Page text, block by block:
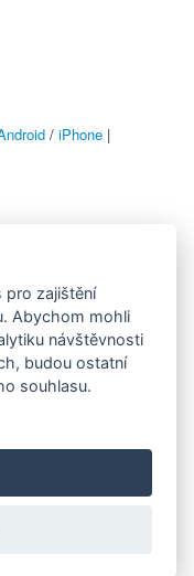
/ iPhone |
s žádným
uživatelů nemusí nutně
pro zajištění
Abychom mohli
návštěvnosti
budou ostatní
souhlasu.